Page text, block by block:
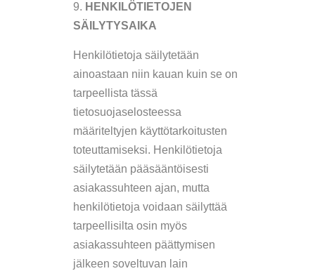
HENKILÖTIETOJEN
SÄILYTYSAIKA
Henkilötietoja säilytetään
ainoastaan niin kauan kuin se on
tarpeellista tässä
tietosuojaselosteessa
määriteltyjen käyttötarkoitusten
toteuttamiseksi. Henkilötietoja
säilytetään pääsääntöisesti
asiakassuhteen ajan, mutta
henkilötietoja voidaan säilyttää
tarpeellisilta osin myös
asiakassuhteen päättymisen
jälkeen soveltuvan lain